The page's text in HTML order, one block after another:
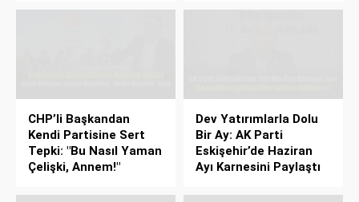
CHP’li Başkandan
Kendi Partisine Sert
Tepki: "Bu Nasıl Yaman
Çelişki, Annem!"
Dev Yatırımlarla Dolu
Bir Ay: AK Parti
Eskişehir’de Haziran
Ayı Karnesini Paylaştı